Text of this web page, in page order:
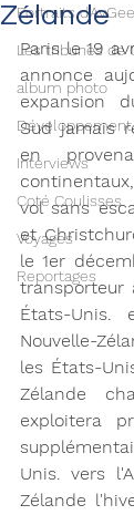
Portraits
Les tribunes de
album photo
Interviews
Coté Coulisses
Voyages
Reportages
Zélande
Paris le 19
annonce
expansion
Sud jamais
en
vol sans
et
le 1er
transporteur
États-
Nouvelle-
les États-
Zélande
exploitera
Unis. vers
Zélande